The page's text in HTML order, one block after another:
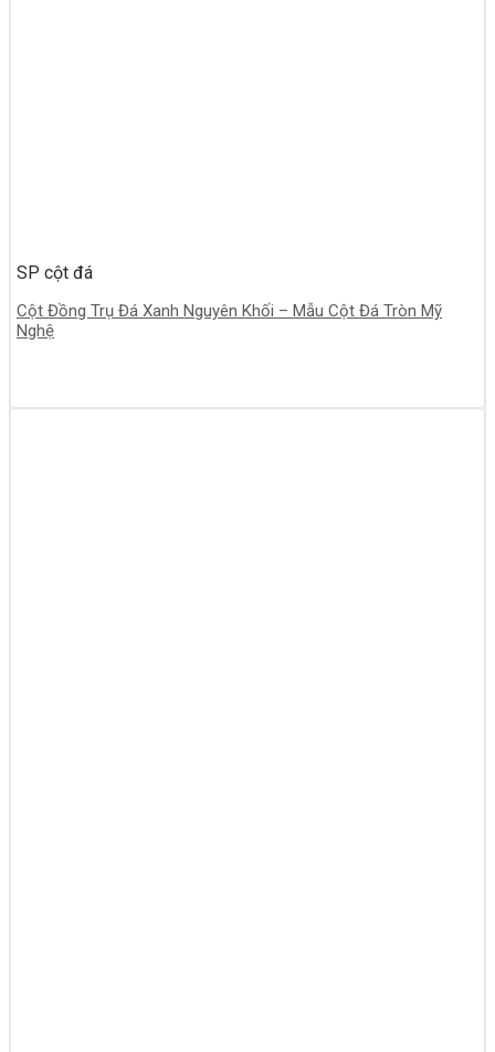
SP cột đá
Cột Đồng Trụ Đá Xanh Nguyên Khối – Mẫu Cột Đá Tròn Mỹ
Nghệ